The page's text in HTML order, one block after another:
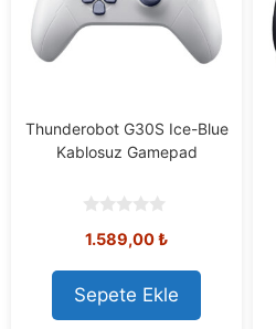
Thunderobot G30S Ice-Blue
Kablosuz Gamepad
o
t
o
f
5
1.589,00₺
Sepete Ekle